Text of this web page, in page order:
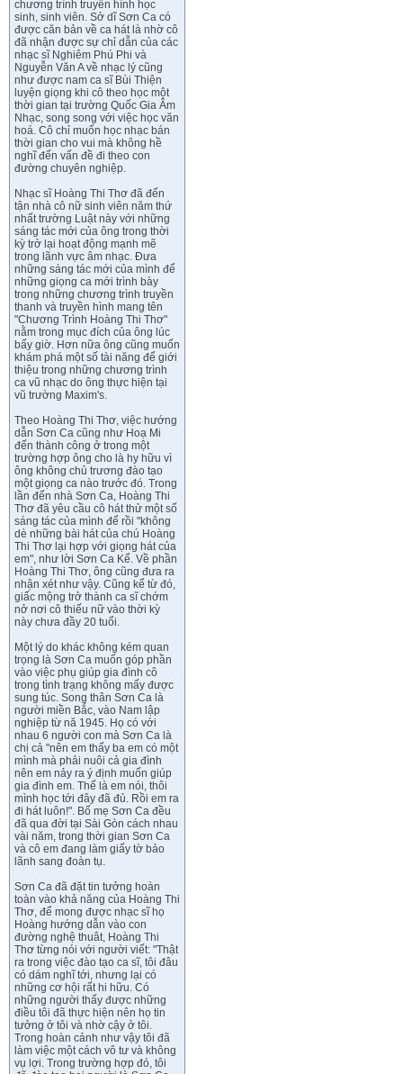
chương trình truyền hình học
sinh, sinh viên. Sở dĩ Sơn Ca có
được căn bản về ca hát là nhờ cô
đã nhận được sự chỉ dẫn của các
nhạc sĩ Nghiêm Phú Phi và
Nguyễn Văn A về nhạc lý cũng
như được nam ca sĩ Bùi Thiện
luyện giọng khi cô theo học một
thời gian tại trường Quốc Gia Âm
Nhạc, song song với việc học văn
hoá. Cô chỉ muốn học nhạc bán
thời gian cho vui mà không hề
nghĩ đến vấn đề đi theo con
đường chuyên nghiệp.
Nhạc sĩ Hoàng Thi Thơ đã đến
tận nhà cô nữ sinh viên năm thứ
nhất trường Luật này với những
sáng tác mới của ông trong thời
kỳ trở lại hoạt động mạnh mẽ
trong lãnh vực âm nhạc. Đưa
những sáng tác mới của mình để
những giọng ca mới trình bày
trong những chương trình truyền
thanh và truyền hình mang tên
"Chương Trình Hoàng Thi Thơ"
nằm trong mục đích của ông lúc
bấy giờ. Hơn nữa ông cũng muốn
khám phá một số tài năng để giới
thiệu trong những chương trình
ca vũ nhạc do ông thực hiện tại
vũ trường Maxim's.
Theo Hoàng Thi Thơ, việc hướng
dẫn Sơn Ca cũng như Hoạ Mi
đến thành công ở trong một
trường hợp ông cho là hy hữu vì
ông không chủ trương đào tạo
một giọng ca nào trước đó. Trong
lần đến nhà Sơn Ca, Hoàng Thi
Thơ đã yêu cầu cô hát thử một số
sáng tác của mình để rồi "không
dè những bài hát của chú Hoàng
Thi Thơ lại hợp với giọng hát của
em", như lời Sơn Ca Kể. Về phần
Hoàng Thi Thơ, ông cũng đưa ra
nhận xét như vậy. Cũng kể từ đó,
giấc mộng trở thành ca sĩ chớm
nở nơi cô thiếu nữ vào thời kỳ
này chưa đầy 20 tuổi.
Một lý do khác không kém quan
trọng là Sơn Ca muốn góp phần
vào việc phụ giúp gia đình cô
trong tình trạng không mấy được
sung túc. Song thân Sơn Ca là
người miền Bắc, vào Nam lập
nghiệp từ nă 1945. Họ có với
nhau 6 người con mà Sơn Ca là
chị cả "nên em thấy ba em có một
mình mà phải nuôi cả gia đình
nên em nảy ra ý định muốn giúp
gia đình em. Thế là em nói, thôi
mình học tới đây đã đủ. Rồi em ra
đi hát luôn!". Bố mẹ Sơn Ca đều
đã qua đời tại Sài Gòn cách nhau
vài năm, trong thời gian Sơn Ca
và cô em đang làm giấy tờ bảo
lãnh sang đoàn tụ.
Sơn Ca đã đặt tin tưởng hoàn
toàn vào khả năng của Hoàng Thi
Thơ, để mong được nhạc sĩ họ
Hoàng hướng dẫn vào con
đường nghệ thuât, Hoàng Thi
Thơ từng nói với người viết: "Thật
ra trong việc đào tạo ca sĩ, tôi đâu
có dám nghĩ tới, nhưng lại có
những cơ hội rất hi hữu. Có
những người thấy được những
điều tôi đã thực hiện nên họ tin
tưởng ở tôi và nhờ cậy ở tôi.
Trong hoàn cảnh như vậy tôi đã
làm việc một cách vô tư và không
vụ lợi. Trong trường hợp đó, tôi